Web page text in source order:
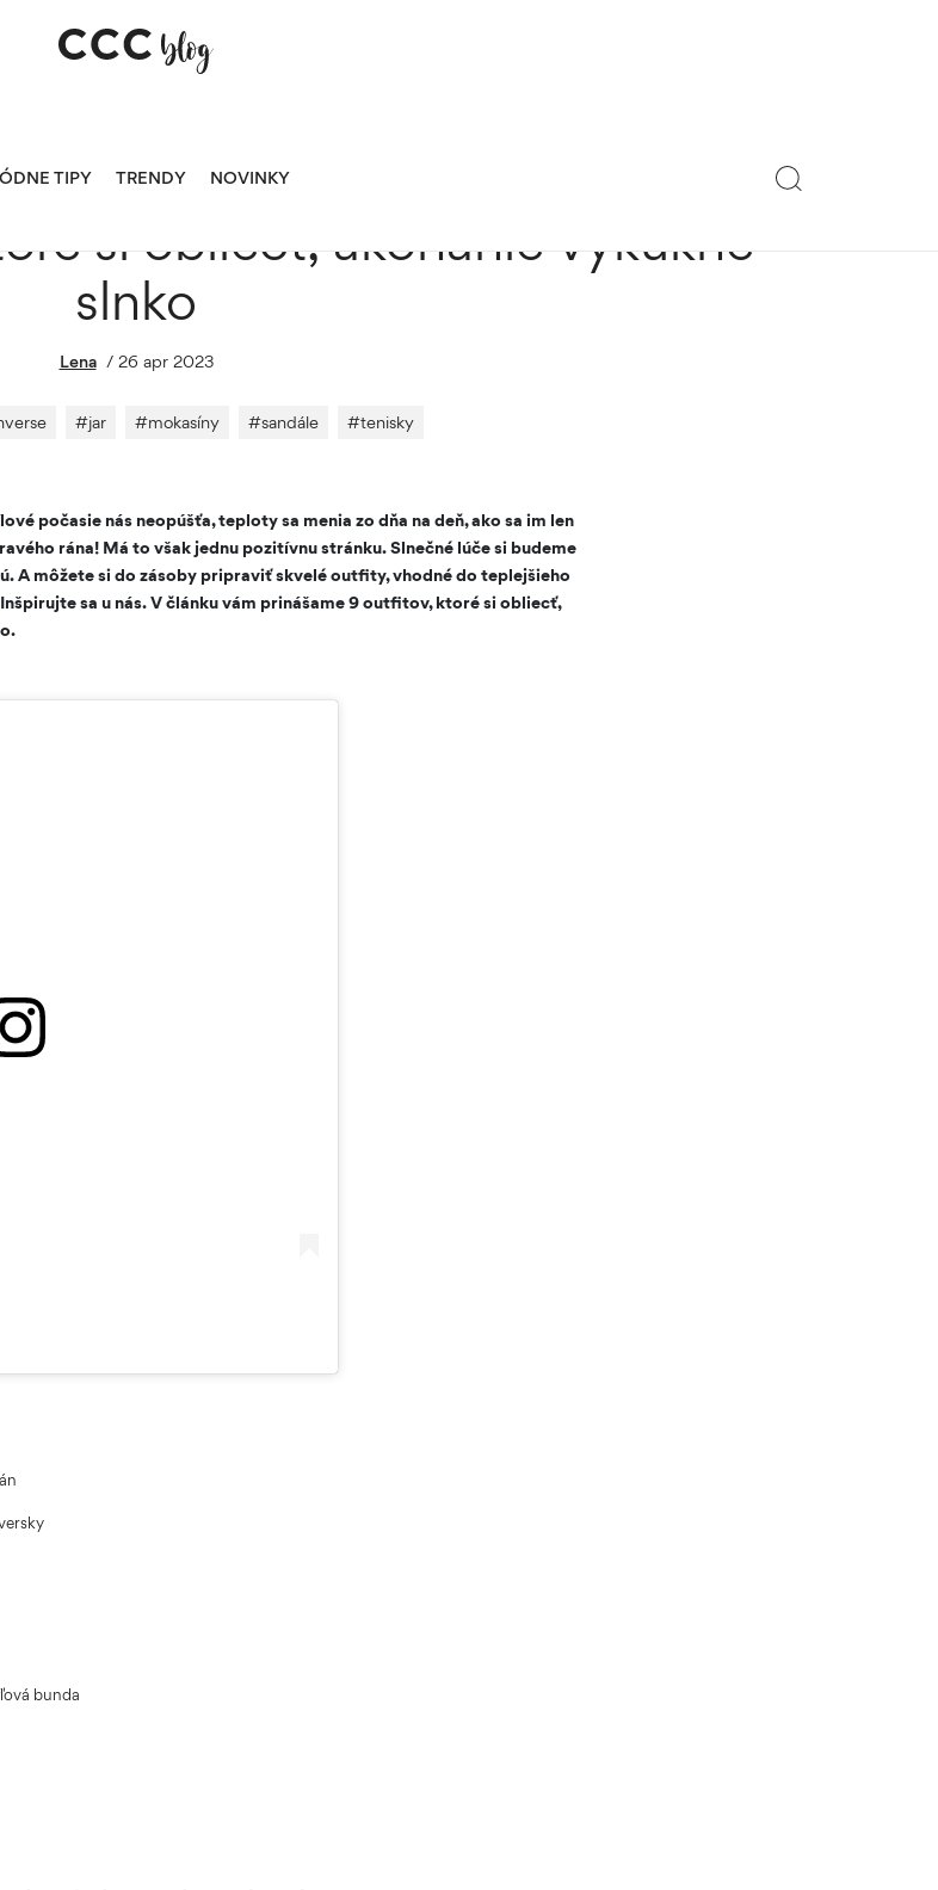
TIPY TRENDY NOVINKY
si obliecť, akonáhle vykukne
slnko
Lena / 26 apr 2023
#jar #mokasíny #sandále #tenisky
počasie nás neopúšťa, teploty sa menia zo dňa na deň, ako sa im len
rána! Má to však jednu pozitívnu stránku. Slnečné lúče si budeme
A môžete si do zásoby pripraviť skvelé outfity, vhodné do teplejšieho
sa u nás. V článku vám prinášame 9 outfitov, ktoré si obliecť,
bunda